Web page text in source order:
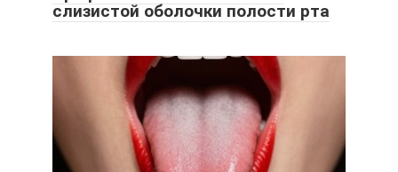
слизистой оболочки полости рта